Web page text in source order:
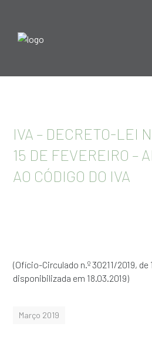
IVA – DECRETO-LEI
15 DE FEVEREIRO –
AO CÓDIGO DO IVA
(Ofício-Circulado n.º 30211/2019, de
disponibilizada em 18.03.2019)
Março 2019